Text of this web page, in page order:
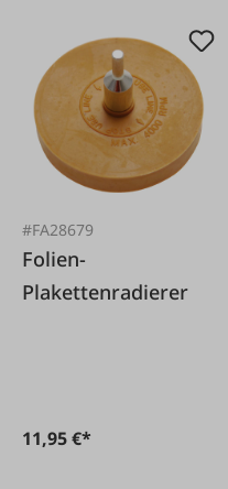
#FA28679
Folien-
Plakettenradierer
11,95 €*